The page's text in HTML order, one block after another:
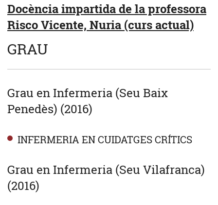
Docència impartida de la professora
Risco Vicente, Nuria (curs actual)
GRAU
Grau en Infermeria (Seu Baix
Penedès) (2016)
INFERMERIA EN CUIDATGES CRÍTICS
Grau en Infermeria (Seu Vilafranca)
(2016)